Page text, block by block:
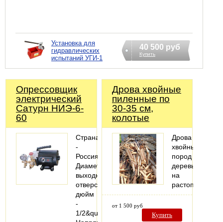
Установка для
гидравлических
испытаний УГИ-1
40 500 руб
Купить
Опрессовщик
электрический
Сатурн НИЭ-6-
60
Страна
-
Россия
Диаметр
выходного
отверстия,
дюйм
-
1/2&quot;
Дрова хвойные
пиленные по
30-35 см,
колотые
Дрова
хвойных
пород
деревьев
на
растопку
от 1 500 руб
Купить